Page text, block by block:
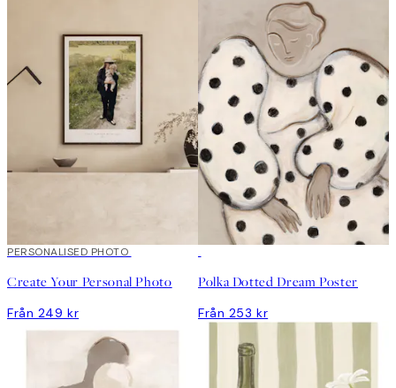
Skapa konst
PERSONALISED PHOTO
Create Your Personal Photo
Från 249 kr
Polka Dotted Dream Poster
Från 253 kr